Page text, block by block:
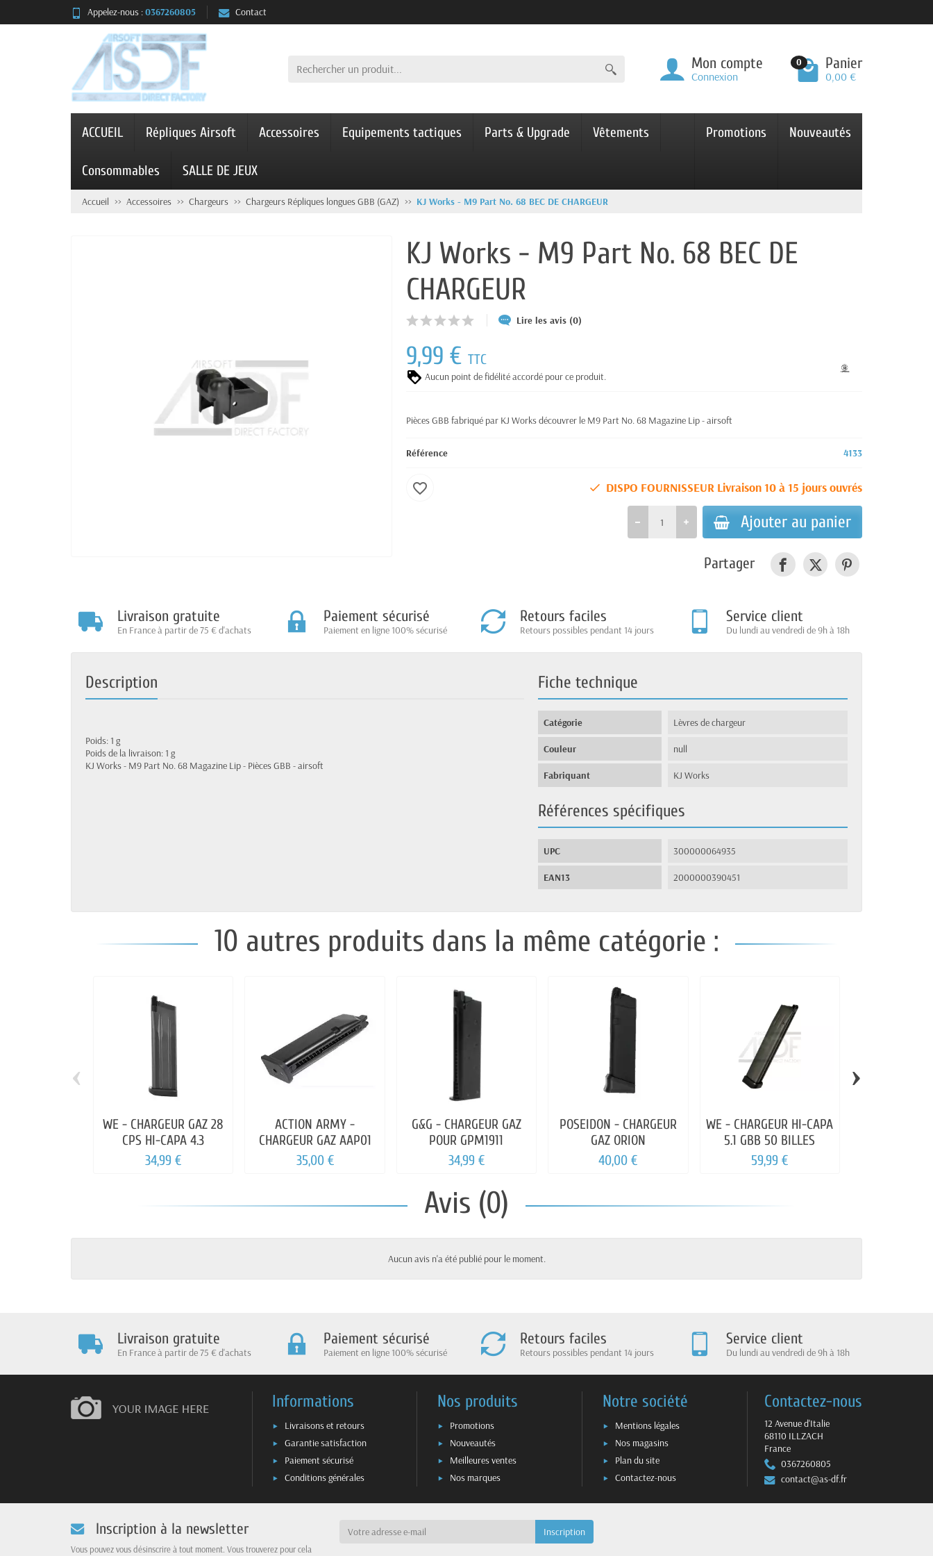
Appelez-nous :0367260805 Contact
Mon compte
Connexion
0 Panier
0,00 €
ACCUEIL Répliques Airsoft Accessoires Equipements tactiques Parts & Upgrade Vêtements
Consommables SALLE DE JEUX
Promotions Nouveautés
Accueil Accessoires Chargeurs Chargeurs Répliques longues GBB (GAZ) KJ Works - M9 Part No. 68 BEC DE CHARGEUR
KJ Works - M9 Part No. 68 BEC DE
CHARGEUR
Lire les avis (0)
9,99 €TTC
Aucun point de fidélité accordé pour ce produit.
Pièces GBB fabriqué par KJ Works découvrer le M9 Part No. 68 Magazine Lip - airsoft
Référence 4133
DISPO FOURNISSEUR Livraison 10 à 15 jours ouvrés
Ajouter au panier
favorite_border
Partager
Livraison gratuite
En France à partir de 75 € d'achats
Paiement sécurisé
Paiement en ligne 100% sécurisé
Retours faciles
Retours possibles pendant 14 jours
Service client
Du lundi au vendredi de 9h à 18h
Description
Poids: 1 g
Poids de la livraison: 1 g
KJ Works - M9 Part No. 68 Magazine Lip - Pièces GBB - airsoft
Fiche technique
Catégorie Lèvres de chargeur
Couleur null
Fabriquant KJ Works
Références spécifiques
UPC 300000064935
EAN13 2000000390451
10 autres produits dans la même catégorie :
WE - CHARGEUR GAZ 28
CPS HI-CAPA 4.3
34,99 €
ACTION ARMY -
CHARGEUR GAZ AAP01
35,00 €
G&G - CHARGEUR GAZ
POUR GPM1911
34,99 €
POSEIDON - CHARGEUR
GAZ ORION
40,00 €
WE - CHARGEUR HI-CAPA
5.1 GBB 50 BILLES
59,99 €
‹ ›
Avis (0)
Aucun avis n'a été publié pour le moment.
Livraison gratuite
En France à partir de 75 € d'achats
Paiement sécurisé
Paiement en ligne 100% sécurisé
Retours faciles
Retours possibles pendant 14 jours
Service client
Du lundi au vendredi de 9h à 18h
Informations
Livraisons et retours
Garantie satisfaction
Paiement sécurisé
Conditions générales
Nos produits
Promotions
Nouveautés
Meilleures ventes
Nos marques
Notre société
Mentions légales
Nos magasins
Plan du site
Contactez-nous
Contactez-nous
12 Avenue d'Italie
68110 ILLZACH
France
0367260805
contact@as-df.fr
Inscription à la newsletter
Vous pouvez vous désinscrire à tout moment. Vous trouverez pour cela